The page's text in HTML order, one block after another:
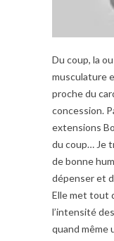
Du coup, la
musculature
proche du
concession.
extensions
du coup… Je
de bonne
dépenser et
Elle met tout
l’intensité
quand même